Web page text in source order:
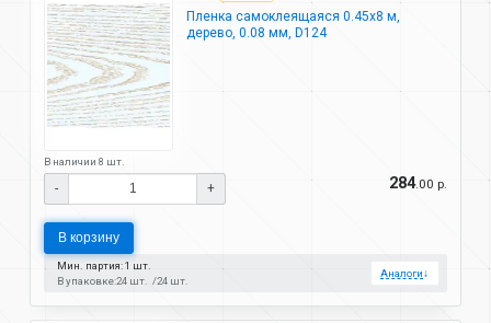
Пленка самоклеящаяся 0.45х8 м,
дерево, 0.08 мм, D124
В наличии 8 шт.
- + 284.00 р.
В корзину
Мин. партия: 1 шт.
В упаковке:24 шт. 24 шт.
Аналоги↓